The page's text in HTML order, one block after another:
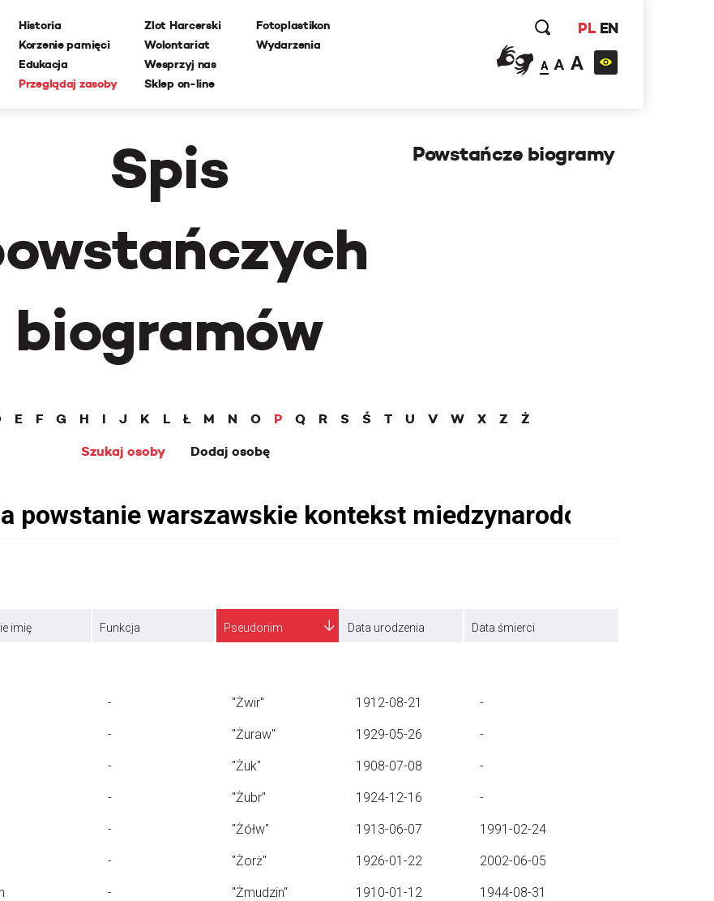
Historia
Korzenie pamięci
Edukacja
Przeglądaj zasoby
Zlot Harcerski
Wolontariat
Wesprzyj nas
Sklep on-line
Fotoplastikon
Wydarzenia
PL EN
A A A
Spis
biogramów
Powstańcze biogramy
E F G H I J K L Ł M N O P Q R S Ś T U V W X Z
Ż
Szukaj osoby
Dodaj osobę
imię Funkcja Pseudonim Data urodzenia Data śmierci
- "Żwir" 1912-08-21 -
- "Żuraw" 1929-05-26 -
- "Żuk" 1908-07-08 -
- "Żubr" 1924-12-16 -
- "Żółw" 1913-06-07 1991-02-24
- "Żorż" 1926-01-22 2002-06-05
- "Żmudzin" 1910-01-12 1944-08-31